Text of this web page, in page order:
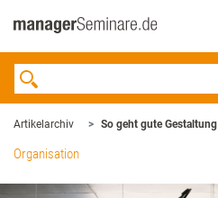
Artikelarchiv So geht gute Gestaltung
Organisation